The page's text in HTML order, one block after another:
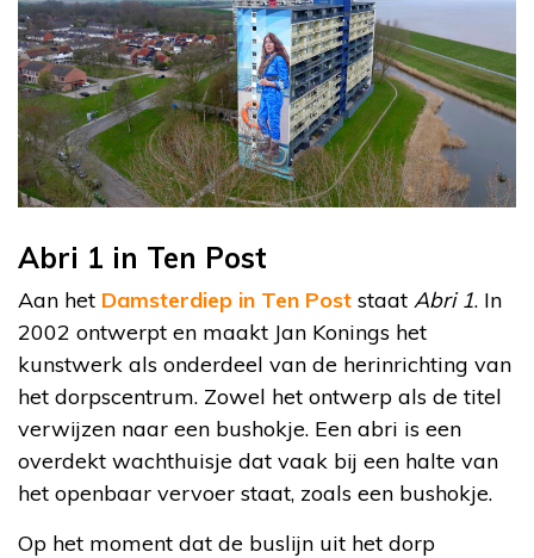
Abri 1 in Ten Post
Aan het Damsterdiep in Ten Post staat Abri 1. In
2002 ontwerpt en maakt Jan Konings het
kunstwerk als onderdeel van de herinrichting van
het dorpscentrum. Zowel het ontwerp als de titel
verwijzen naar een bushokje. Een abri is een
overdekt wachthuisje dat vaak bij een halte van
het openbaar vervoer staat, zoals een bushokje.
Op het moment dat de buslijn uit het dorp